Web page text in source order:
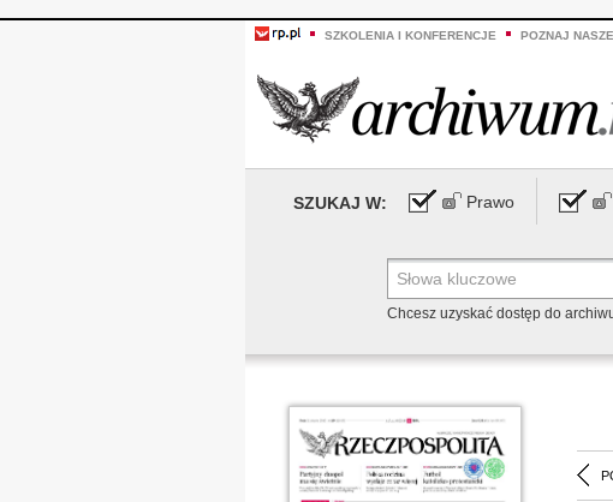
SZKOLENIA I KONFERENCJE POZNAJ
SZUKAJ W: Prawo
Chcesz uzyskać dostęp do